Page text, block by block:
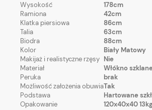
Wysokość
178cm
Ramiona
42cm
Klatka piersiowa
86cm
Talia
63cm
Biodra
88cm
Kolor
Biały Matowy
Makijaż i realistyczne rzęsy Nie
Materiał
Włókno
Peruka
brak
Możliwość założenia obuwiaTak
Podstawa
Hartowane
Opakowanie
120x40x40 13kg